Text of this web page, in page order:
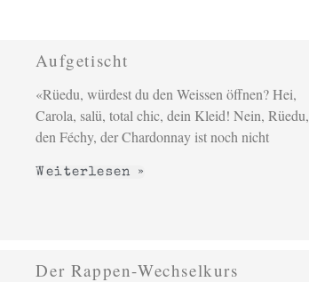
Aufgetischt
«Rüedu, würdest du den Weissen öffnen? Hei,
Carola, salü, total chic, dein Kleid! Nein, Rüedu,
den Féchy, der Chardonnay ist noch nicht
Weiterlesen »
Der Rappen-Wechselkurs